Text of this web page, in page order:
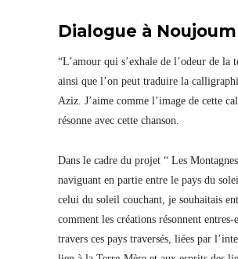
Dialogue à Noujoum
“L’amour qui s’exhale de l’odeur de la
ainsi que l’on peut traduire la
Aziz. J’aime comme l’image de cette
résonne avec cette chanson.
Dans le cadre du projet “ Les Montagnes
naviguant en partie entre le pays du
celui du soleil couchant, je souhaitais
comment les créations résonnent entres-
travers ces pays traversés, liées par